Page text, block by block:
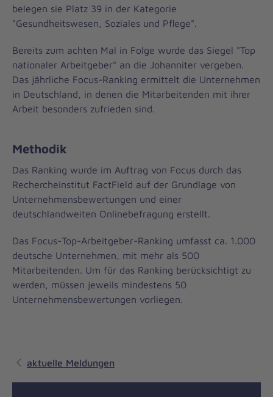
belegen sie Platz 39 in der Kategorie
"Gesundheitswesen, Soziales und Pflege".
Bereits zum achten Mal in Folge wurde das Siegel "Top
nationaler Arbeitgeber" an die Johanniter vergeben.
Das jährliche Focus-Ranking ermittelt die Unternehmen
in Deutschland, in denen die Mitarbeitenden mit ihrer
Arbeit besonders zufrieden sind.
Methodik
Das Ranking wurde im Auftrag von Focus durch das
Rechercheinstitut FactField auf der Grundlage von
Unternehmensbewertungen und einer
deutschlandweiten Onlinebefragung erstellt.
Das Focus-Top-Arbeitgeber-Ranking umfasst ca. 1.000
deutsche Unternehmen, mit mehr als 500
Mitarbeitenden. Um für das Ranking berücksichtigt zu
werden, müssen jeweils mindestens 50
Unternehmensbewertungen vorliegen.
aktuelle Meldungen